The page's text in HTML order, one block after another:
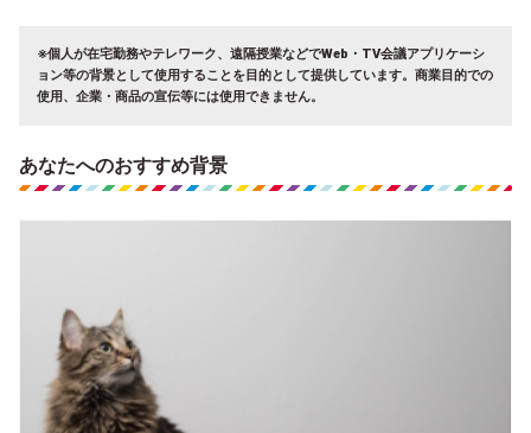
※個人が在宅勤務やテレワーク、遠隔授業などでWeb・TV会議アプリケーシ
ョン等の背景として使用することを目的として提供しています。商業目的での
使用、企業・商品の宣伝等には使用できません。
あなたへのおすすめ背景
カテゴリー